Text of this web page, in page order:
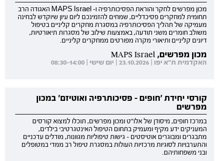
מכון מפרשים לחקר והוראת הפסיכותרפיה ו- MAPS Israel האגודה הרב
תחומית למחקרים פסיכדליים, שמחים להזמינכם ליום עיון שיוקדש לבחינה
מעמיקה של תהליך הפסיכותרפיה במסגרת מחקרים קליניים בטיפול
משולב חומרים משני תודעה, באמצעות שילוב של מסגרות תיאורטיות,
דיונים קליניים ותיאורי מקרה מפורטים ממחקרים קליניים.
מכון מפרשים, MAPS Israel
האקדמית ת"א יפו | 23.10.2026 | יום שישי | 08:30-14:00
קורסי יחידת 'חופים - פסיכותרפיה ואוטיזם' במכון
מפרשים
במרכז חופים, מיסודן של אלו"ט ומכון מפרשים, תוכלו למצוא קורסים
המעניקים ידע מקיף ומעמיק בתחום הטיפול האינטגרטיבי בילדים,
מתבגרים ומבוגרים אוטיסטים - גישות טיפוליות מגוונות, מודלים עדכניים
והתערבויות לסוגיות מרכזיות העולות במסגרת טיפול רב ממדי במטופלים
ובני משפחותיהם.